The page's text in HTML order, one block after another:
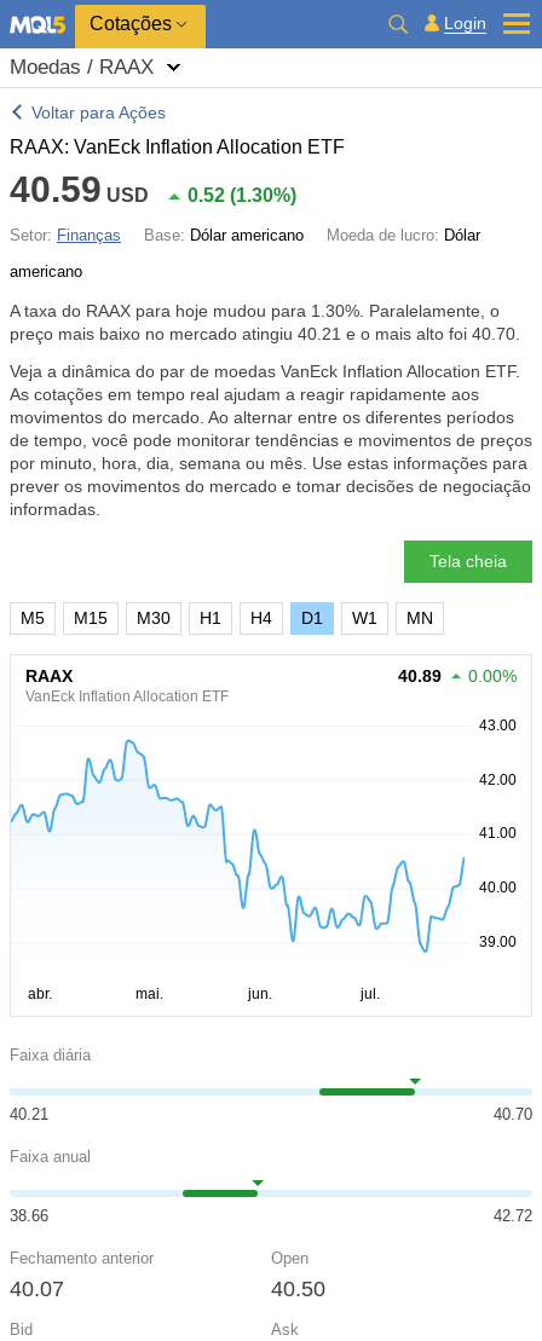
Cotações Login
Moedas / RAAX
Voltar para Ações
RAAX: VanEck Inflation Allocation ETF
40.59 USD 0.52 (1.30%)
Setor: Finanças Base: Dólar americano Moeda de lucro: Dólar
americano
A taxa do RAAX para hoje mudou para 1.30% . Paralelamente, o
preço mais baixo no mercado atingiu 40.21 e o mais alto foi 40.70.
Veja a dinâmica do par de moedas VanEck Inflation Allocation ETF.
As cotações em tempo real ajudam a reagir rapidamente aos
movimentos do mercado. Ao alternar entre os diferentes períodos
de tempo, você pode monitorar tendências e movimentos de preços
por minuto, hora, dia, semana ou mês. Use estas informações para
prever os movimentos do mercado e tomar decisões de negociação
informadas.
Tela cheia
M5 M15 M30 H1 H4 D1 W1 MN
RAAX
VanEck Inflation Allocation ETF
40.89 0.00%
Faixa diária
40.21 40.70
Faixa anual
38.66 42.72
Fechamento anterior
40.07
Open
40.50
Bid Ask